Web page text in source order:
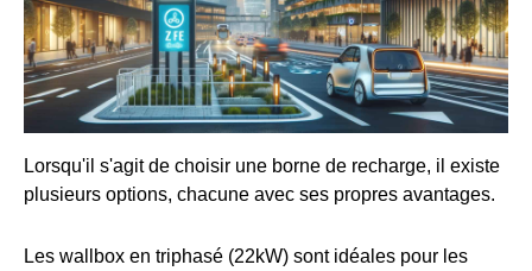
Lorsqu'il s'agit de choisir une borne de recharge, il existe
plusieurs options, chacune avec ses propres avantages.
Les wallbox en triphasé (22kW) sont idéales pour les